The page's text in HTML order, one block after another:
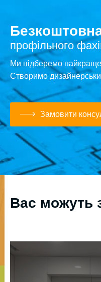
профільного
Ми підберемо найкраще
Створимо
Замовити
Вас можуть